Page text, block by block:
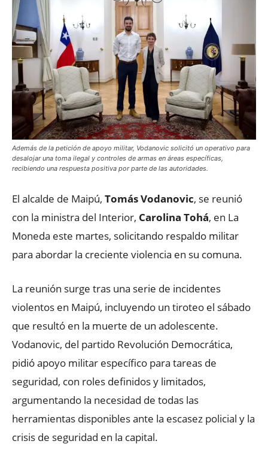
Además de la petición de apoyo militar, Vodanovic solicitó un operativo para
desalojar una toma ilegal y controles de armas en áreas específicas,
recibiendo una respuesta positiva por parte de las autoridades.
El alcalde de Maipú, Tomás Vodanovic, se reunió
con la ministra del Interior, Carolina Tohá, en La
Moneda este martes, solicitando respaldo militar
para abordar la creciente violencia en su comuna.
La reunión surge tras una serie de incidentes
violentos en Maipú, incluyendo un tiroteo el sábado
que resultó en la muerte de un adolescente.
Vodanovic, del partido Revolución Democrática,
pidió apoyo militar específico para tareas de
seguridad, con roles definidos y limitados,
argumentando la necesidad de todas las
herramientas disponibles ante la escasez policial y la
crisis de seguridad en la capital.